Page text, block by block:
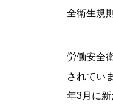
全衛生規
労働安全
されてい
年3月に